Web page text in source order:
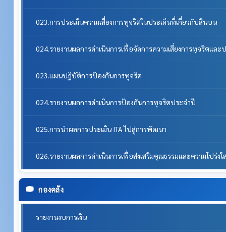
023.การประเมินความเสี่ยงการทุจริตในประเด็นที่เกี่ยวกับสินบน
024.รายงานผลการดำเนินการเพื่อจัดการความเสี่ยงการทุจริตแ
023.แผนปฏิบัติการป้องกันการทุจริต
024.รายงานผลการดำเนินการป้องกันการทุจริตประจำปี
025.การนำผลการประเมิน ITA ไปสู่การพัฒนา
026.รายงานผลการดำเนินการเพื่อส่งเสริมคุณธรรมและความโปร่ง
กองคลัง
รายงานงบการเงิน